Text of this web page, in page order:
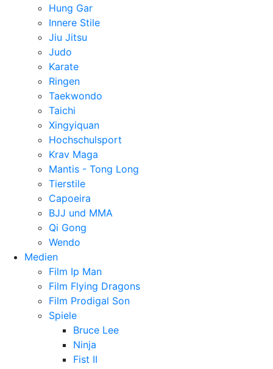
Hung Gar
Innere Stile
Jiu Jitsu
Judo
Karate
Ringen
Taekwondo
Taichi
Xingyiquan
Hochschulsport
Krav Maga
Mantis - Tong Long
Tierstile
Capoeira
BJJ und MMA
Qi Gong
Wendo
Medien
Film Ip Man
Film Flying Dragons
Film Prodigal Son
Spiele
Bruce Lee
Ninja
Fist II